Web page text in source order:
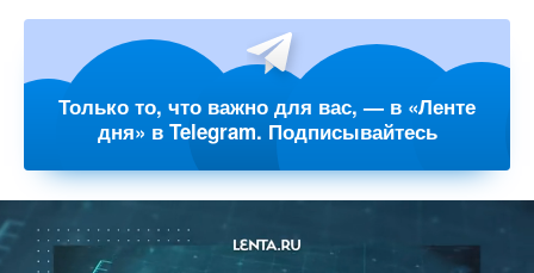
Только то, что важно для вас, — в «Ленте
дня» в Telegram. Подписывайтесь